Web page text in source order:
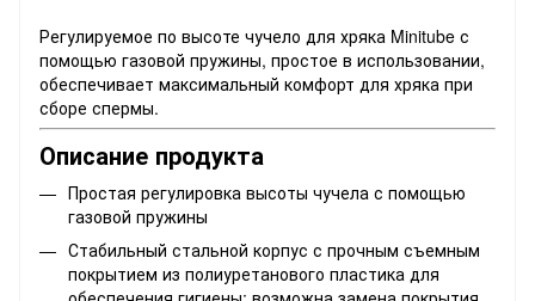
Регулируемое по высоте чучело для хряка Minitube с
помощью газовой пружины, простое в использовании,
обеспечивает максимальный комфорт для хряка при
сборе спермы.
Описание продукта
Простая регулировка высоты чучела с помощью
газовой пружины
Стабильный стальной корпус с прочным съемным
покрытием из полиуретанового пластика для